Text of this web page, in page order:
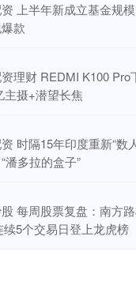
上半年新成立基金规
款
理财 REDMI K100 Pro
主摄+潜望长焦
时隔15年印度重新“数
潘多拉的盒子”
每周股票复盘：南方
续5个交易日登上龙虎榜